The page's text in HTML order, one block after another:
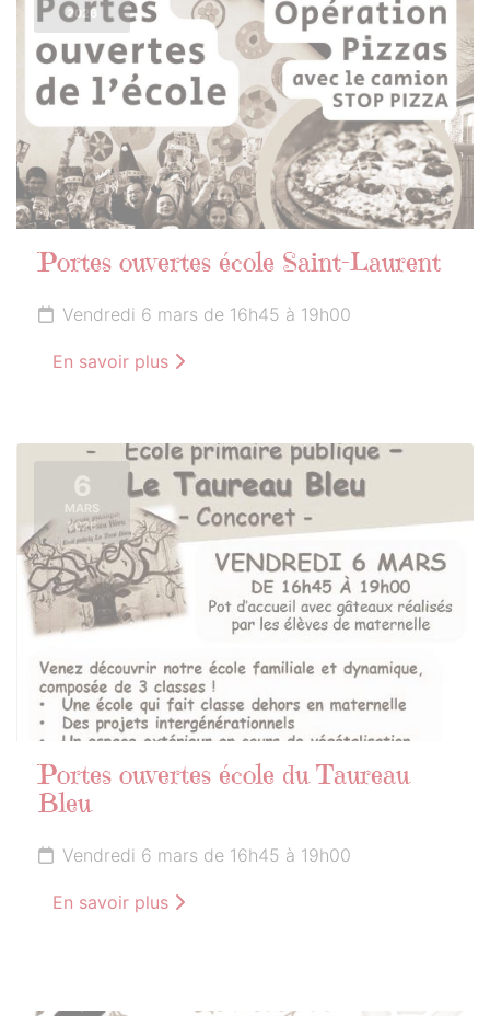
2026
Portes ouvertes école Saint-Laurent
Vendredi 6 mars de 16h45 à 19h00
En savoir plus
6
MARS
2026
Portes ouvertes école du Taureau
Bleu
Vendredi 6 mars de 16h45 à 19h00
En savoir plus